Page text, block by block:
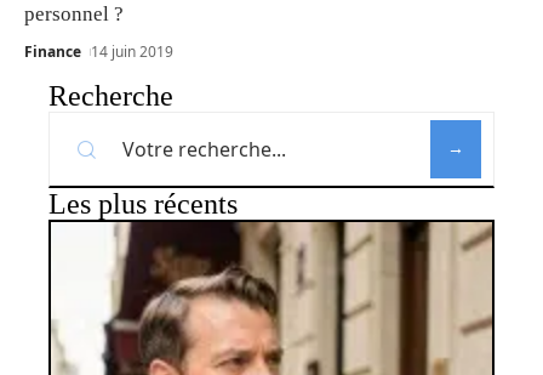
personnel ?
Finance 14 juin 2019
Recherche
Les plus récents